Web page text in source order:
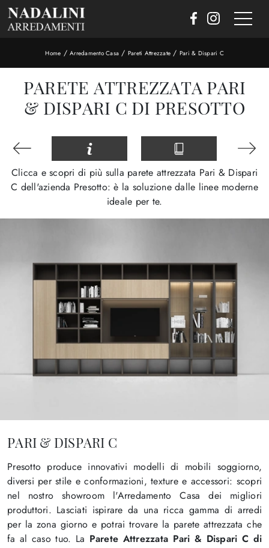
Home / Arredamento Casa / Pareti Attrezzate / Pari & Dispari C
PARETE ATTREZZATA PARI
& DISPARI C DI PRESOTTO
Clicca e scopri di più sulla parete attrezzata Pari & Dispari
C dell'azienda Presotto: è la soluzione dalle linee moderne
ideale per te.
PARI & DISPARI C
Presotto produce innovativi modelli di mobili soggiorno,
diversi per stile e conformazioni, texture e accessori: scopri
nel nostro showroom l'Arredamento Casa dei migliori
produttori. Lasciati ispirare da una ricca gamma di arredi
per la zona giorno e potrai trovare la parete attrezzata che
fa al caso tuo. La Parete Attrezzata Pari & Dispari C di